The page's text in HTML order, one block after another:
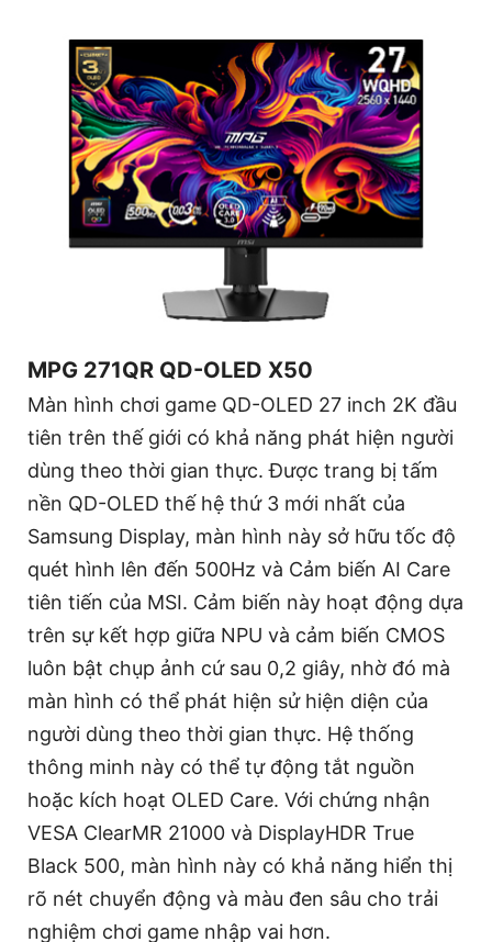
MPG 271QR QD-OLED X50
Màn hình chơi game QD-OLED 27 inch 2K đầu
tiên trên thế giới có khả năng phát hiện người
dùng theo thời gian thực. Được trang bị tấm
nền QD-OLED thế hệ thứ 3 mới nhất của
Samsung Display, màn hình này sở hữu tốc độ
quét hình lên đến 500Hz và Cảm biến AI Care
tiên tiến của MSI. Cảm biến này hoạt động dựa
trên sự kết hợp giữa NPU và cảm biến CMOS
luôn bật chụp ảnh cứ sau 0,2 giây, nhờ đó mà
màn hình có thể phát hiện sử hiện diện của
người dùng theo thời gian thực. Hệ thống
thông minh này có thể tự động tắt nguồn
hoặc kích hoạt OLED Care. Với chứng nhận
VESA ClearMR 21000 và DisplayHDR True
Black 500, màn hình này có khả năng hiển thị
rõ nét chuyển động và màu đen sâu cho trải
nghiệm chơi game nhập vai hơn.